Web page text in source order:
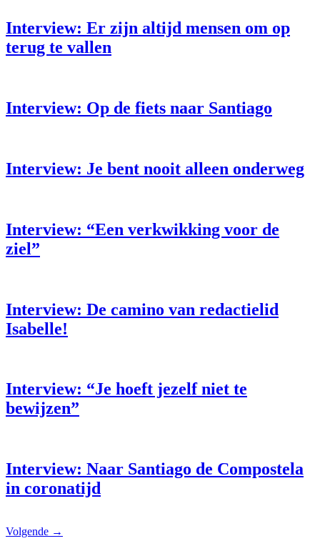
Interview: Er zijn altijd mensen om op
terug te vallen
Interview: Op de fiets naar Santiago
Interview: Je bent nooit alleen onderweg
Interview: “Een verkwikking voor de
ziel”
Interview: De camino van redactielid
Isabelle!
Interview: “Je hoeft jezelf niet te
bewijzen”
Interview: Naar Santiago de Compostela
in coronatijd
Volgende →